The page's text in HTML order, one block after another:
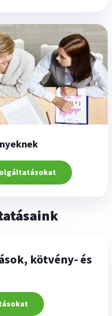
kötvény- és